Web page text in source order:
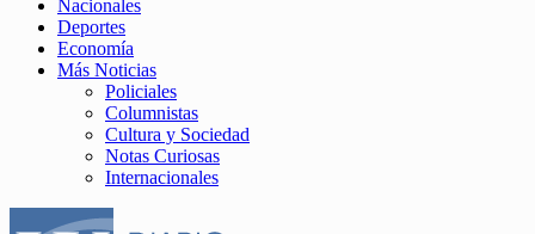
Nacionales
Deportes
Economía
Más Noticias
Policiales
Columnistas
Cultura y Sociedad
Notas Curiosas
Internacionales